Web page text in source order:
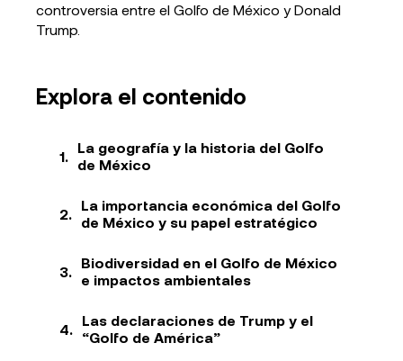
controversia entre el Golfo de México y Donald
Trump.
Explora el contenido
La geografía y la historia del Golfo
de México
La importancia económica del Golfo
de México y su papel estratégico
Biodiversidad en el Golfo de México
e impactos ambientales
Las declaraciones de Trump y el
“Golfo de América”